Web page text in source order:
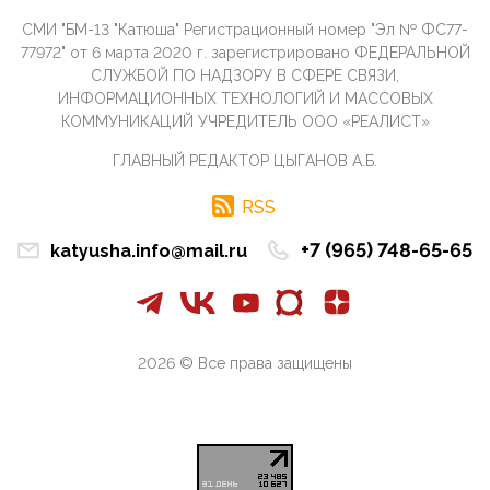
07:11, 10 Апреля 2026
Те, кто стоят за массовым завозом в Россию
инокультурных мигрантов, в общем-то понимают,
09:34, 09 Апреля 2026
истории с белгородскими "Орланами",которые
Снова о главном на фронте. Противник вновь
захватил "малое небо" на украинском ТВД.
08:05, 09 Апреля 2026
продолжает сражаться с Украиной, где людей
СМИ "БМ-13 "Катюша" Регистрационный номер "Эл № ФС77-
77972" от 6 марта 2020 г. зарегистрировано ФЕДЕРАЛЬНОЙ
СЛУЖБОЙ ПО НАДЗОРУ В СФЕРЕ СВЯЗИ,
ИНФОРМАЦИОННЫХ ТЕХНОЛОГИЙ И МАССОВЫХ
КОММУНИКАЦИЙ УЧРЕДИТЕЛЬ ООО «РЕАЛИСТ»
ГЛАВНЫЙ РЕДАКТОР ЦЫГАНОВ А.Б.
RSS
katyusha.info@mail.ru +7 (965) 748-65-65
2026 © Все права защищены